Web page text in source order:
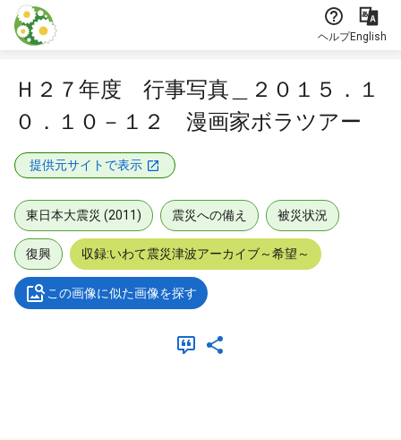
本文に飛ぶ
ヘルプEnglish
Ｈ２７年度 行事写真＿２０１５．１
０．１０－１２ 漫画家ボラツアー
提供元サイトで表示
東日本大震災 (2011) 震災への備え 被災状況
復興 収録:いわて震災津波アーカイブ～希望～
この画像に似た画像を探す